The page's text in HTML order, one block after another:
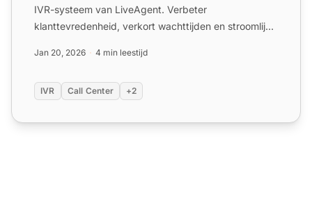
IVR-systeem van LiveAgent. Verbeter
klanttevredenheid, verkort wachttijden en stroomlijnt
Jan 20, 2026 4 min leestijd
IVR Call Center +2